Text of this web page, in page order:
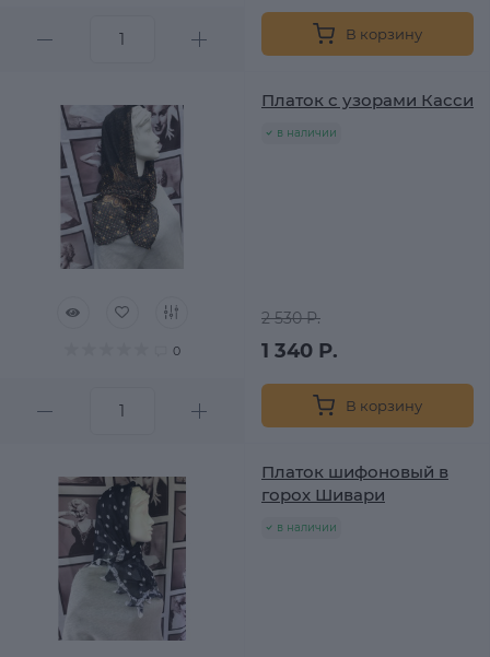
В корзину
0
Платок с узорами Касси
в наличии
2 530 Р.
1 340 Р.
В корзину
Платок шифоновый в
горох Шивари
в наличии